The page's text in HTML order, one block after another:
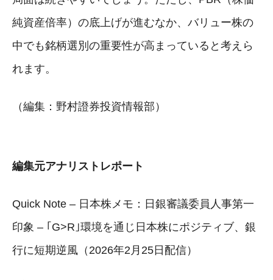
純資産倍率）の底上げが進むなか、バリュー株の
中でも銘柄選別の重要性が高まっていると考えら
れます。
（編集：野村證券投資情報部）
編集元アナリストレポート
Quick Note – 日本株メモ：日銀審議委員人事第一
印象 – ｢G>R｣環境を通じ日本株にポジティブ、銀
行に短期逆風（2026年2月25日配信）